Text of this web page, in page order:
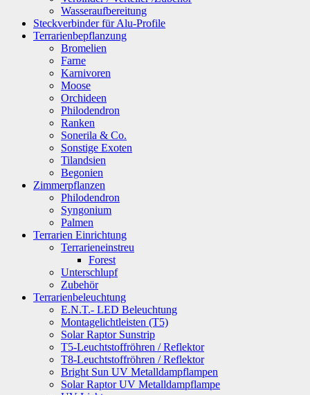
Wasseraufbereitung
Steckverbinder für Alu-Profile
Terrarienbepflanzung
Bromelien
Farne
Karnivoren
Moose
Orchideen
Philodendron
Ranken
Sonerila & Co.
Sonstige Exoten
Tilandsien
Begonien
Zimmerpflanzen
Philodendron
Syngonium
Palmen
Terrarien Einrichtung
Terrarieneinstreu
Forest
Unterschlupf
Zubehör
Terrarienbeleuchtung
E.N.T.- LED Beleuchtung
Montagelichtleisten (T5)
Solar Raptor Sunstrip
T5-Leuchtstoffröhren / Reflektor
T8-Leuchtstoffröhren / Reflektor
Bright Sun UV Metalldampflampen
Solar Raptor UV Metalldampflampe